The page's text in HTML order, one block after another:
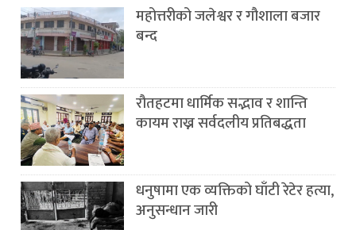
महोत्तरीको जलेश्वर र गौशाला बजार
बन्द
रौतहटमा धार्मिक सद्भाव र शान्ति
कायम राख्न सर्वदलीय प्रतिबद्धता
धनुषामा एक व्यक्तिको घाँटी रेटेर हत्या,
अनुसन्धान जारी